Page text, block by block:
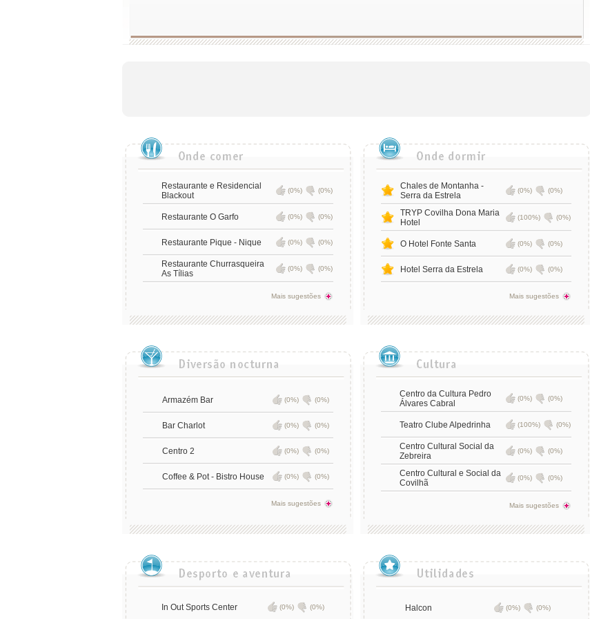
Restaurante e Residencial
Blackout
(0%) (0%)
Restaurante O Garfo (0%) (0%)
Restaurante Pique - Nique (0%) (0%)
Restaurante Churrasqueira
As Tílias
(0%) (0%)
Mais sugestões
Chales de Montanha -
Serra da Estrela
(0%) (0%)
TRYP Covilha Dona Maria
Hotel
(100%) (0%)
O Hotel Fonte Santa (0%) (0%)
Hotel Serra da Estrela (0%) (0%)
Mais sugestões
Armazém Bar (0%) (0%)
Bar Charlot (0%) (0%)
Centro 2 (0%) (0%)
Coffee & Pot - Bistro House (0%) (0%)
Mais sugestões
Centro da Cultura Pedro
Álvares Cabral
(0%) (0%)
Teatro Clube Alpedrinha (100%) (0%)
Centro Cultural Social da
Zebreira
(0%) (0%)
Centro Cultural e Social da
Covilhã
(0%) (0%)
Mais sugestões
In Out Sports Center (0%) (0%) Halcon (0%) (0%)